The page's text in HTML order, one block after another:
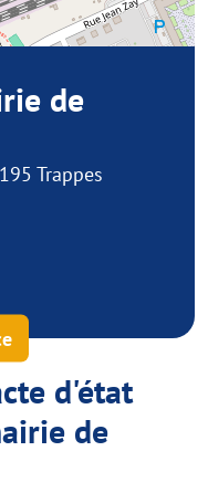
de
Trappes
d'état
de